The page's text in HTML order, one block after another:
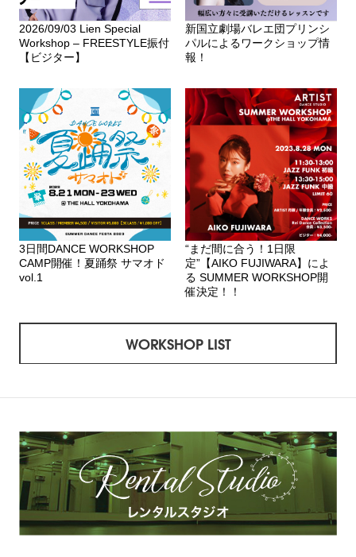
2026/09/03 Lien Special
Workshop – FREESTYLE振付
【ビジター】
新国立劇場バレエ団プリンシ
パルによるワークショップ情
報！
3日間DANCE WORKSHOP
CAMP開催！夏踊祭 サマオド
vol.1
“まだ間に合う！1日限
定”【AIKO FUJIWARA】によ
る SUMMER WORKSHOP開
催決定！！
WORKSHOP LIST